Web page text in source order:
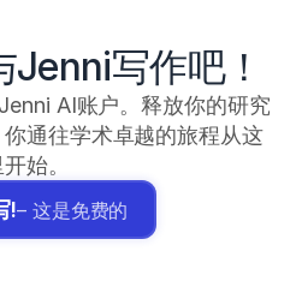
写作吧！
AI账户。释放你的研究
通往学术卓越的旅程从这
始。
!– 这是免费的